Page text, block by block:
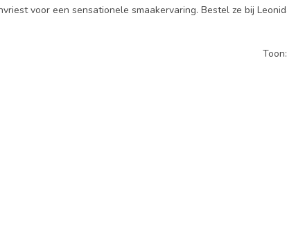
voor een sensationele smaakervaring. Bestel ze bij
Toon: